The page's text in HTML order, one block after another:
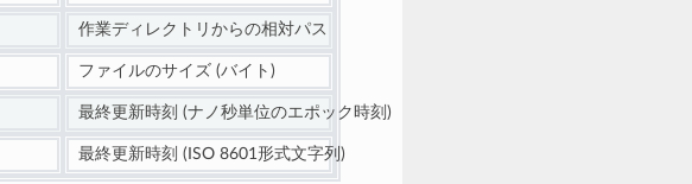
作業ディレクトリからの相対パス
ファイルのサイズ (バイト)
最終更新時刻 (ナノ秒単位のエポック時刻)
最終更新時刻 (ISO 8601形式文字列)